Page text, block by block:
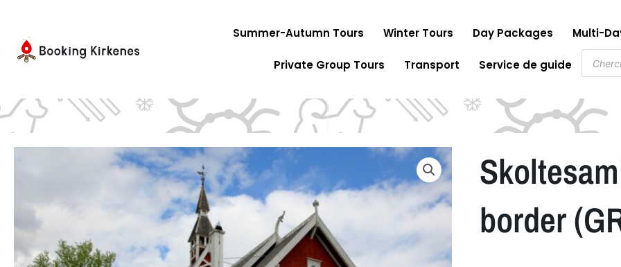
contenu
Summer-Autumn Tours Winter Tours Day Packages Multi-
Private Group Tours Transport Service de guide
produits
border